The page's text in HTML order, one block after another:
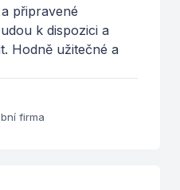
připravené
k dispozici a
Hodně užitečné a
firma